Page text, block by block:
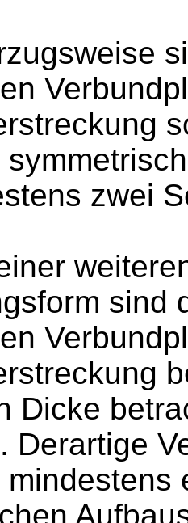
zwei
sind
Dicke
Derartige